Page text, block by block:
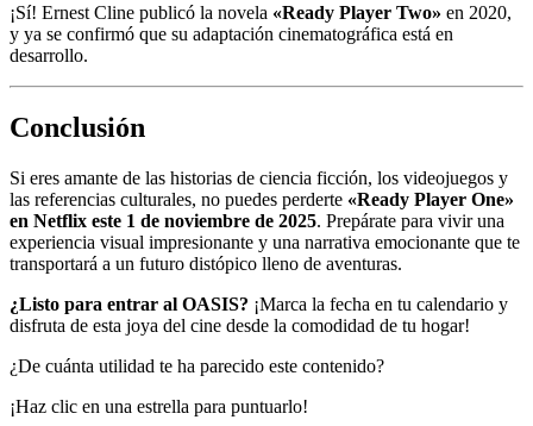
¡Sí! Ernest Cline publicó la novela «Ready Player Two» en 2020,
y ya se confirmó que su adaptación cinematográfica está en
desarrollo.
Conclusión
Si eres amante de las historias de ciencia ficción, los videojuegos y
las referencias culturales, no puedes perderte «Ready Player One»
en Netflix este 1 de noviembre de 2025. Prepárate para vivir una
experiencia visual impresionante y una narrativa emocionante que te
transportará a un futuro distópico lleno de aventuras.
¿Listo para entrar al OASIS? ¡Marca la fecha en tu calendario y
disfruta de esta joya del cine desde la comodidad de tu hogar!
¿De cuánta utilidad te ha parecido este contenido?
¡Haz clic en una estrella para puntuarlo!